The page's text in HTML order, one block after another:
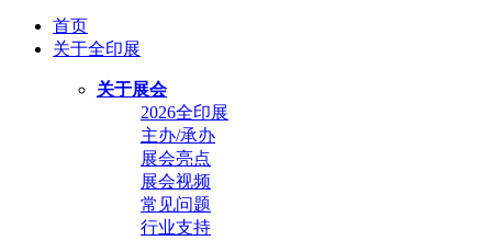
首页
关于全印展
关于展会
2026全印展
主办/承办
展会亮点
展会视频
常见问题
行业支持